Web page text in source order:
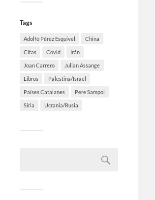
Tags
Adolfo Pérez Esquivel China
Citas Covid Irán
Joan Carrero Julian Assange
Libros Palestina/Israel
Países Catalanes Pere Sampol
Siria Ucrania/Rusia